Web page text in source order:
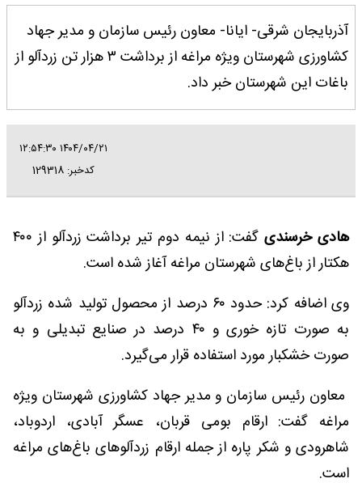
آذربایجان شرقی- ایانا- معاون رئیس سازمان و مدیر جهاد
کشاورزی شهرستان ویژه مراغه از برداشت ۳ هزار تن زردآلو از
باغات این شهرستان خبر داد.
۱۴۰۴/۰۴/۲۱ ۱۲:۵۴:۳۰
کدخبر: 129318
هادی خرسندی
گفت: از نیمه دوم تیر برداشت زردآلو از ۴۰۰
هکتار از باغ‌های شهرستان مراغه آغاز شده است.
وی اضافه کرد: حدود ۶۰ درصد از محصول تولید شده زردآلو
به صورت تازه خوری و ۴۰ درصد در صنایع تبدیلی و به
صورت خشکبار مورد استفاده قرار می‌گیرد.
معاون رئیس سازمان و مدیر جهاد کشاورزی شهرستان ویژه
مراغه گفت: ارقام بومی قربان، عسگر آبادی، اردوباد،
شاهرودی و شکر پاره از جمله ارقام زردآلو‌های باغ‌های مراغه
است.